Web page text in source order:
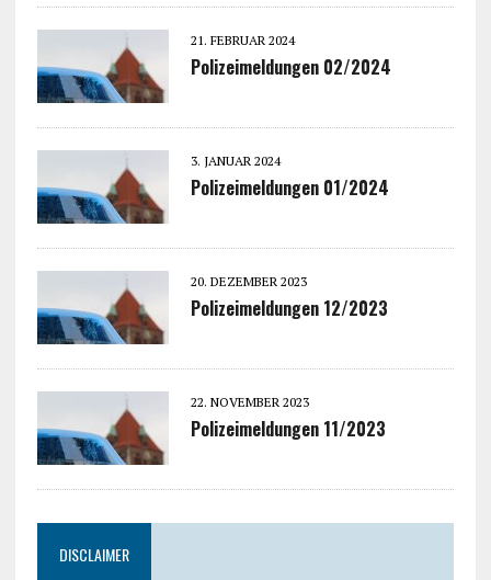
21. FEBRUAR 2024
Polizeimeldungen 02/2024
3. JANUAR 2024
Polizeimeldungen 01/2024
20. DEZEMBER 2023
Polizeimeldungen 12/2023
22. NOVEMBER 2023
Polizeimeldungen 11/2023
DISCLAIMER